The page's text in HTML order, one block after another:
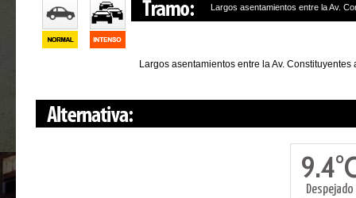
Largos asentamientos entre la Av.
Largos asentamientos entre la Av.
Despejado